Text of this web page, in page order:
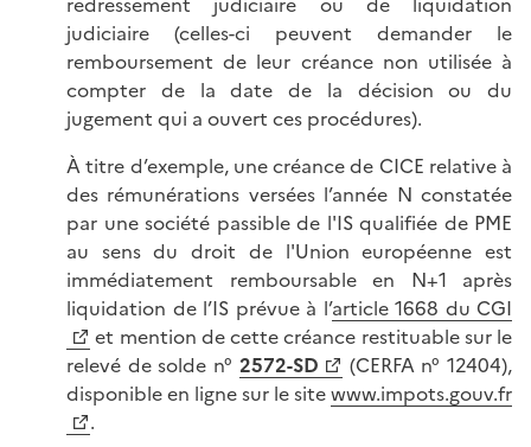
judiciaire (celles-ci peuvent demander le
remboursement de leur créance non utilisée à
compter de la date de la décision ou du
jugement qui a ouvert ces procédures).
À titre d’exemple, une créance de CICE relative à
des rémunérations versées l’année N constatée
par une société passible de l'IS qualifiée de PME
au sens du droit de l'Union européenne est
immédiatement remboursable en N+1 après
liquidation de l’IS prévue à l’article 1668 du CGI
et mention de cette créance restituable sur le
relevé de solde n° 2572-SD
(CERFA n° 12404),
disponible en ligne sur le sitewww.impots.gouv.fr
.